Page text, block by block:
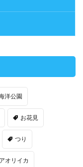
洋公園
お花見
つり
アオリイカ